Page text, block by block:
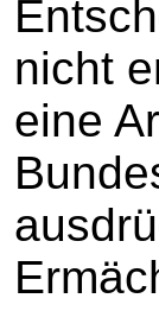
nicht
eine